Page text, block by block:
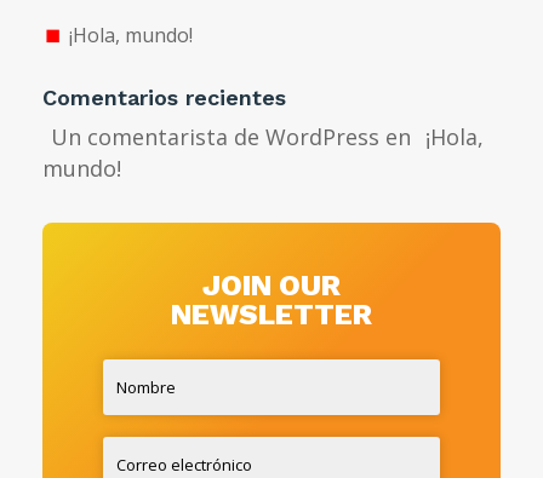
¡Hola, mundo!
Comentarios recientes
Un comentarista de WordPress en ¡Hola,
mundo!
JOIN OUR
NEWSLETTER